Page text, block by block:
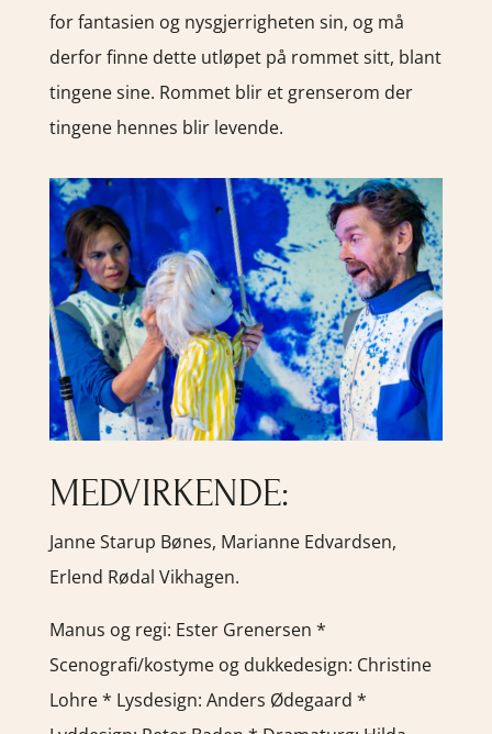
for fantasien og nysgjerrigheten sin, og må
derfor finne dette utløpet på rommet sitt, blant
tingene sine. Rommet blir et grenserom der
tingene hennes blir levende.
MEDVIRKENDE:
Janne Starup Bønes, Marianne Edvardsen,
Erlend Rødal Vikhagen.
Manus og regi: Ester Grenersen *
Scenografi/kostyme og dukkedesign: Christine
Lohre * Lysdesign: Anders Ødegaard *